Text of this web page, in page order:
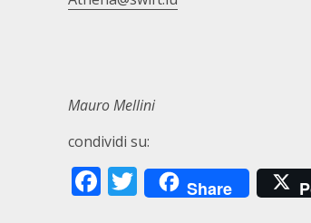
Mauro Mellini
condividi su:
Facebook
Twitter
Share